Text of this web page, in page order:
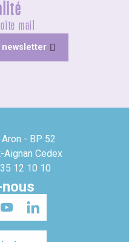
mail
- BP 52
Cedex
12 10 10